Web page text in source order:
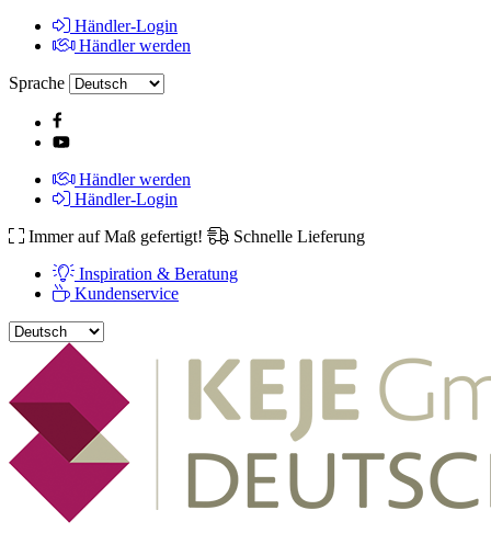
Händler-Login
Händler werden
Sprache
Händler werden
Händler-Login
Immer auf Maß gefertigt!
Schnelle Lieferung
Inspiration & Beratung
Kundenservice